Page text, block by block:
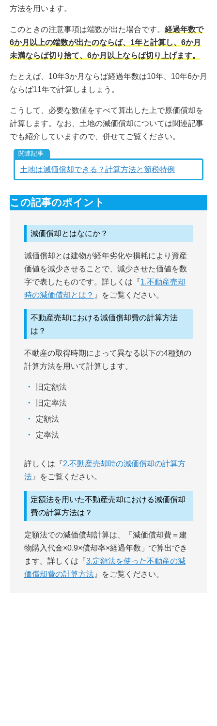
方法を用います。
このときの注意事項は端数が出た場合です。 経過年数で
6か月以上の端数が出たのならば、1年と計算し、6か月
未満ならば切り捨て、6か月以上ならば切り上げます。
たとえば、10年3か月ならば経過年数は10年、10年6か月
ならば11年で計算しましょう。
こうして、必要な数値をすべて算出した上で原価償却を
計算します。なお、土地の減価償却については関連記事
でも紹介していますので、併せてご覧ください。
土地は減価償却できる？計算方法と節税特例
この記事のポイント
減価償却とはなにか？
減価償却とは建物が経年劣化や損耗により資産
価値を減少させることで、減少させた価値を数
字で表したものです。詳しくは『1.不動産売却
時の減価償却とは？ 』をご覧ください。
不動産売却における減価償却費の計算方法
は？
不動産の取得時期によって異なる以下の4種類の
計算方法を用いて計算します。
旧定額法
旧定率法
定額法
定率法
詳しくは『2.不動産売却時の減価償却の計算方
法 』をご覧ください。
定額法を用いた不動産売却における減価償却
費の計算方法は？
定額法での減価償却計算は、「減価償却費＝建
物購入代金×0.9×償却率×経過年数」で算出でき
ます。詳しくは『3.定額法を使った不動産の減
価償却費の計算方法 』をご覧ください。